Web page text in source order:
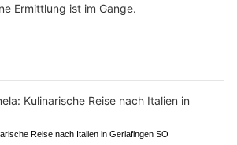
Ermittlung ist im Gange.
Reise nach Italien in Gerlafingen SO